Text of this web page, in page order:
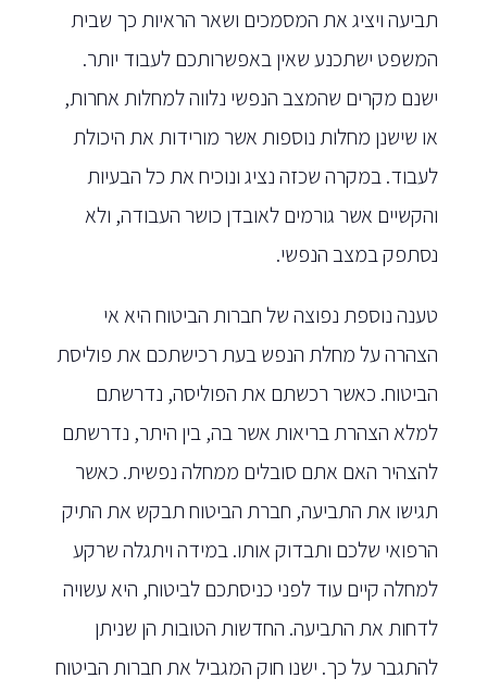
תביעה ויציג את המסמכים ושאר הראיות כך שבית
המשפט ישתכנע שאין באפשרותכם לעבוד יותר.
ישנם מקרים שהמצב הנפשי נלווה למחלות אחרות,
או שישנן מחלות נוספות אשר מורידות את היכולת
לעבוד. במקרה שכזה נציג ונוכיח את כל הבעיות
והקשיים אשר גורמים לאובדן כושר העבודה, ולא
נסתפק במצב הנפשי.
טענה נוספת נפוצה של חברות הביטוח היא אי
הצהרה על מחלת הנפש בעת רכישתכם את פוליסת
הביטוח. כאשר רכשתם את הפוליסה, נדרשתם
למלא הצהרת בריאות אשר בה, בין היתר, נדרשתם
להצהיר האם אתם סובלים ממחלה נפשית. כאשר
תגישו את התביעה, חברת הביטוח תבקש את התיק
הרפואי שלכם ותבדוק אותו. במידה ויתגלה שרקע
למחלה קיים עוד לפני כניסתכם לביטוח, היא עשויה
לדחות את התביעה. החדשות הטובות הן שניתן
להתגבר על כך. ישנו חוק המגביל את חברות הביטוח